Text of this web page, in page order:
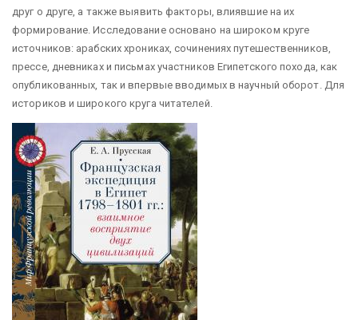
друг о друге, а также выявить факторы, влиявшие на их
формирование. Исследование основано на широком круге
источников: арабских хрониках, сочинениях путешественников,
прессе, дневниках и письмах участников Египетского похода, как
опубликованных, так и впервые вводимых в научный оборот. Для
историков и широкого круга читателей.